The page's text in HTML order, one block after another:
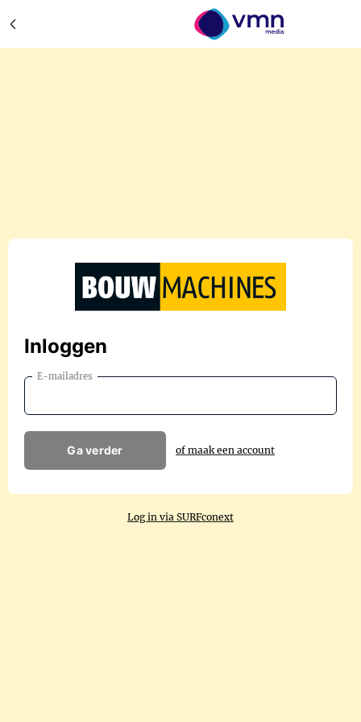
Inloggen
E-mailadres
Ga verder of maak een account
Log in via SURFconext